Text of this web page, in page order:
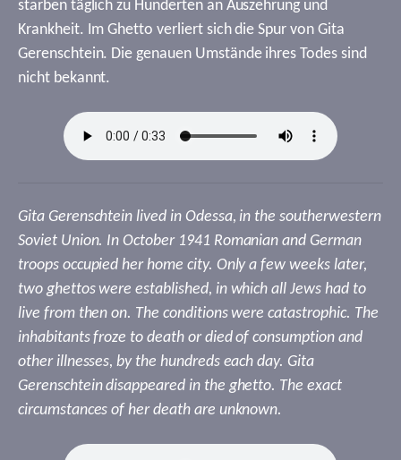
starben täglich zu Hunderten an Auszehrung und
Krankheit. Im Ghetto verliert sich die Spur von Gita
Gerenschtein. Die genauen Umstände ihres Todes sind
nicht bekannt.
Gita Gerenschtein lived in Odessa, in the southerwestern
Soviet Union. In October 1941 Romanian and German
troops occupied her home city. Only a few weeks later,
two ghettos were established, in which all Jews had to
live from then on. The conditions were catastrophic. The
inhabitants froze to death or died of consumption and
other illnesses, by the hundreds each day. Gita
Gerenschtein disappeared in the ghetto. The exact
circumstances of her death are unknown.